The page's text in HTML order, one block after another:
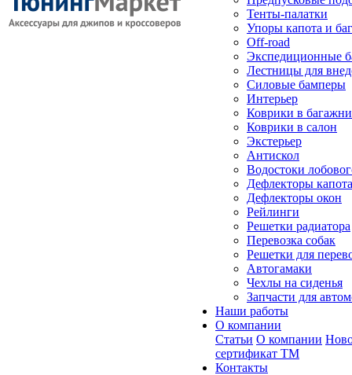
Тенты-палатки
Упоры капота и
Off-road
Экспедиционные
Лестницы для
Силовые бамперы
Интерьер
Коврики в
Коврики в салон
Экстерьер
Антискол
Водостоки
Дефлекторы капота
Дефлекторы окон
Рейлинги
Решетки радиатора
Перевозка собак
Решетки для
Автогамаки
Чехлы на сиденья
Запчасти для
Наши работы
О компании
Статьи О компании
сертификат ТМ
Контакты